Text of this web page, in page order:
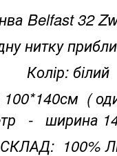
Belfast 32
нитку
Колір: білий
100*140см (
- ширина
СКЛАД: 100%